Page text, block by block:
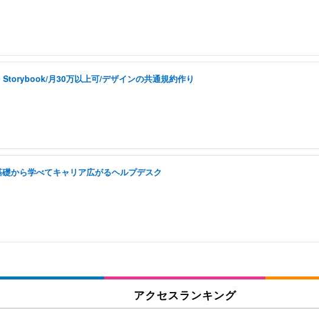
月30万以上可/デザインの共通規約作り
から学べてキャリア広がるヘルプデスク
アクセスランキング